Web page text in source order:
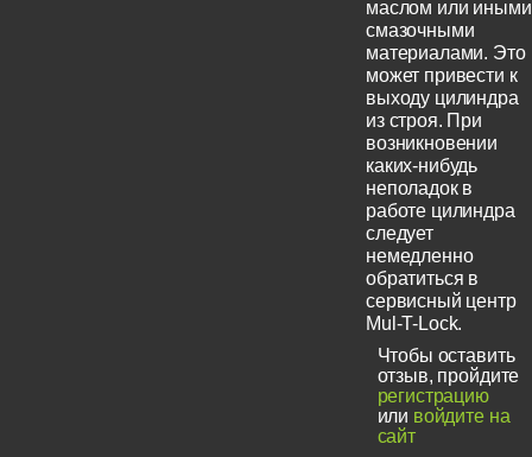
маслом или иными
смазочными
материалами. Это
может привести к
выходу цилиндра
из строя. При
возникновении
каких-нибудь
неполадок в
работе цилиндра
следует
немедленно
обратиться в
сервисный центр
Mul-T-Lock.
Чтобы оставить
отзыв, пройдите
регистрацию
или войдите на
сайт